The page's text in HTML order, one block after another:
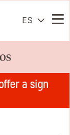
ES
a sign